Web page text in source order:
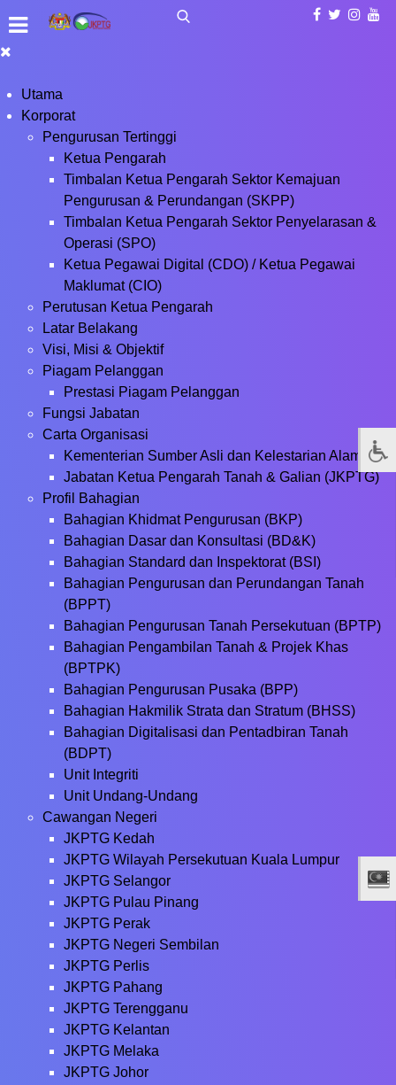
Utama
Korporat
Pengurusan Tertinggi
Ketua Pengarah
Timbalan Ketua Pengarah Sektor Kemajuan
Pengurusan & Perundangan (SKPP)
Timbalan Ketua Pengarah Sektor Penyelarasan &
Operasi (SPO)
Ketua Pegawai Digital (CDO) / Ketua Pegawai
Maklumat (CIO)
Perutusan Ketua Pengarah
Latar Belakang
Visi, Misi & Objektif
Piagam Pelanggan
Prestasi Piagam Pelanggan
Fungsi Jabatan
Carta Organisasi
Kementerian Sumber Asli dan Kelestarian Alam
Jabatan Ketua Pengarah Tanah & Galian (JKPTG)
Profil Bahagian
Bahagian Khidmat Pengurusan (BKP)
Bahagian Dasar dan Konsultasi (BD&K)
Bahagian Standard dan Inspektorat (BSI)
Bahagian Pengurusan dan Perundangan Tanah
(BPPT)
Bahagian Pengurusan Tanah Persekutuan (BPTP)
Bahagian Pengambilan Tanah & Projek Khas
(BPTPK)
Bahagian Pengurusan Pusaka (BPP)
Bahagian Hakmilik Strata dan Stratum (BHSS)
Bahagian Digitalisasi dan Pentadbiran Tanah
(BDPT)
Unit Integriti
Unit Undang-Undang
Cawangan Negeri
JKPTG Kedah
JKPTG Wilayah Persekutuan Kuala Lumpur
JKPTG Selangor
JKPTG Pulau Pinang
JKPTG Perak
JKPTG Negeri Sembilan
JKPTG Perlis
JKPTG Pahang
JKPTG Terengganu
JKPTG Kelantan
JKPTG Melaka
JKPTG Johor